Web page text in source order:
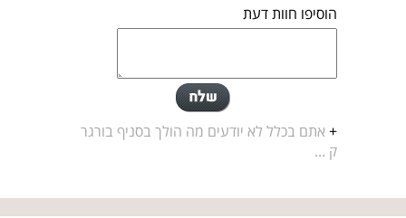
הוסיפו חוות דעת
+ אתם בכלל לא יודעים מה הולך בסניף בורגר
ק ...